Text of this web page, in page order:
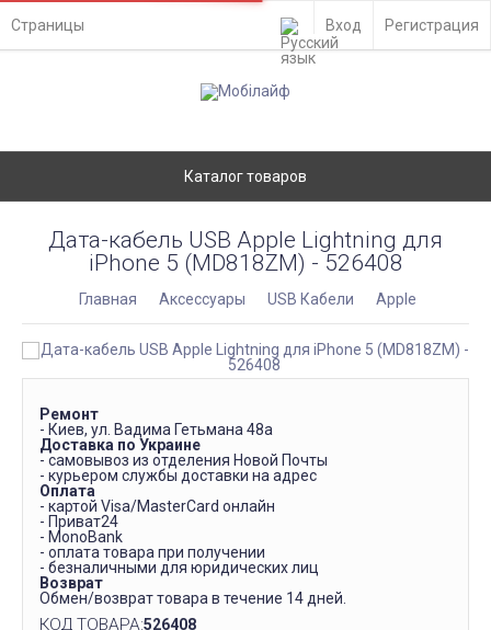
Страницы Вход Регистрация
Каталог товаров
Дата-кабель USB Apple Lightning для
iPhone 5 (MD818ZM) - 526408
Главная Аксессуары USB Кабели Apple
Ремонт
- Киев, ул. Вадима Гетьмана 48а
Доставка по Украине
- самовывоз из отделения Новой Почты
- курьером службы доставки на адрес
Оплата
- картой Visa/MasterCard онлайн
- Приват24
- MonoBank
- оплата товара при получении
- безналичными для юридических лиц
Возврат
Обмен/возврат товара в течение 14 дней.
КОД ТОВАРА:526408